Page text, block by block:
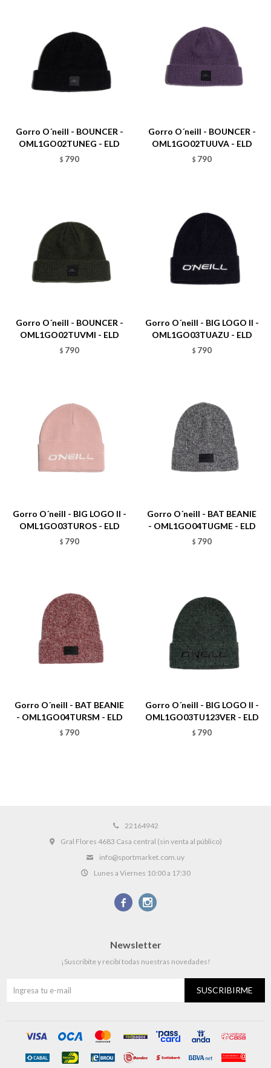
Gorro O´neill - BOUNCER -
OML1GO02TUNEG - ELD
$ 790
Gorro O´neill - BOUNCER -
OML1GO02TUUVA - ELD
$ 790
Gorro O´neill - BOUNCER -
OML1GO02TUVMI - ELD
$ 790
Gorro O´neill - BIG LOGO II -
OML1GO03TUAZU - ELD
$ 790
Gorro O´neill - BIG LOGO II -
OML1GO03TUROS - ELD
$ 790
Gorro O´neill - BAT BEANIE
- OML1GO04TUGME - ELD
$ 790
Gorro O´neill - BAT BEANIE
- OML1GO04TURSM - ELD
$ 790
Gorro O´neill - BIG LOGO II -
OML1GO03TU123VER - ELD
$ 790
22164942
Gral Flores 4683 Casa central (sin venta al público)
info@sportmarket.com.uy
Lunes a Viernes 10:00 a 17:30
 
Newsletter
¡Suscribite y recibí todas nuestras novedades!
SUSCRIBIRME